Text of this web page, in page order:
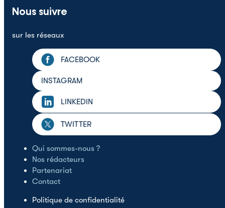
Nous suivre
sur les réseaux
FACEBOOK
INSTAGRAM
LINKEDIN
TWITTER
Qui sommes-nous ?
Nos rédacteurs
Partenariat
Contact
Politique de confidentialité